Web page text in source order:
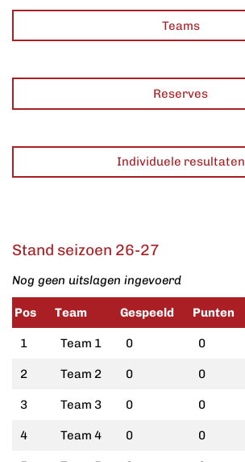
Teams
Reserves
Individuele resultaten
Stand seizoen 26-27
Nog geen uitslagen ingevoerd
Pos Team Gespeeld Punten
1 Team 1 0 0
2 Team 2 0 0
3 Team 3 0 0
4 Team 4 0 0